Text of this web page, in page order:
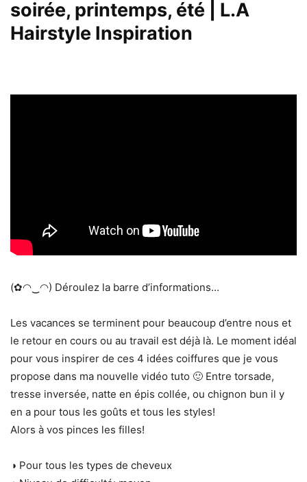
soirée, printemps, été | L.A
Hairstyle Inspiration
(✿◠‿◠) Déroulez la barre d’informations…
Les vacances se terminent pour beaucoup d’entre nous et
le retour en cours ou au travail est déjà là. Le moment idéal
pour vous inspirer de ces 4 idées coiffures que je vous
propose dans ma nouvelle vidéo tuto 🙂 Entre torsade,
tresse inversée, natte en épis collée, ou chignon bun il y
en a pour tous les goûts et tous les styles!
Alors à vos pinces les filles!
◑ Pour tous les types de cheveux